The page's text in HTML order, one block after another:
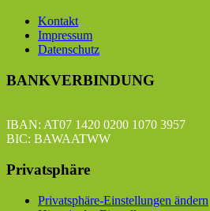
Kontakt
Impressum
Datenschutz
BANKVERBINDUNG
IBAN: AT07 1420 0200 1070 3957
BIC: BAWAATWW
Privatsphäre
Privatsphäre-Einstellungen ändern